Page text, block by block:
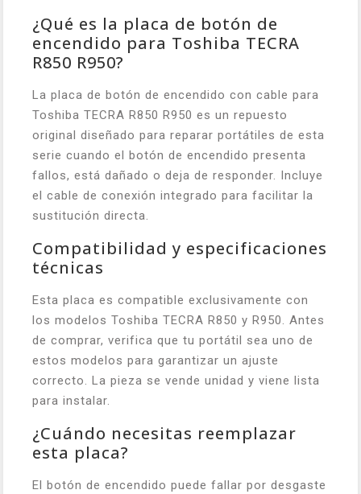
¿Qué es la placa de botón de
encendido para Toshiba TECRA
R850 R950?
La placa de botón de encendido con cable para
Toshiba TECRA R850 R950 es un repuesto
original diseñado para reparar portátiles de esta
serie cuando el botón de encendido presenta
fallos, está dañado o deja de responder. Incluye
el cable de conexión integrado para facilitar la
sustitución directa.
Compatibilidad y especificaciones
técnicas
Esta placa es compatible exclusivamente con
los modelos Toshiba TECRA R850 y R950. Antes
de comprar, verifica que tu portátil sea uno de
estos modelos para garantizar un ajuste
correcto. La pieza se vende unidad y viene lista
para instalar.
¿Cuándo necesitas reemplazar
esta placa?
El botón de encendido puede fallar por desgaste